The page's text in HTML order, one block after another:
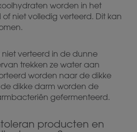
worden in het
niet volledig verteerd. Dit kan
niet verteerd in de dunne
trekken ze water aan
worden naar de dikke
dikke darm worden de
gefermenteerd.
producten en